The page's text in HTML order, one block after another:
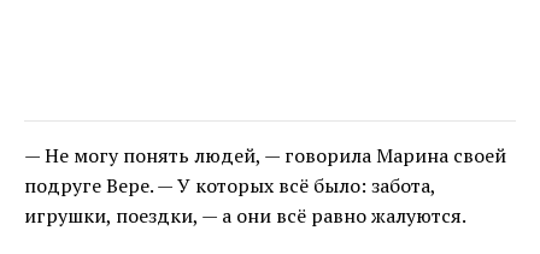
— Не могу понять людей, — говорила Марина своей
подруге Вере. — У которых всё было: забота,
игрушки, поездки, — а они всё равно жалуются.